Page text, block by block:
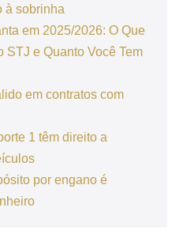
à sobrinha
em 2025/2026: O Que
STJ e Quanto Você Tem
em contratos com
1 têm direito a
por engano é